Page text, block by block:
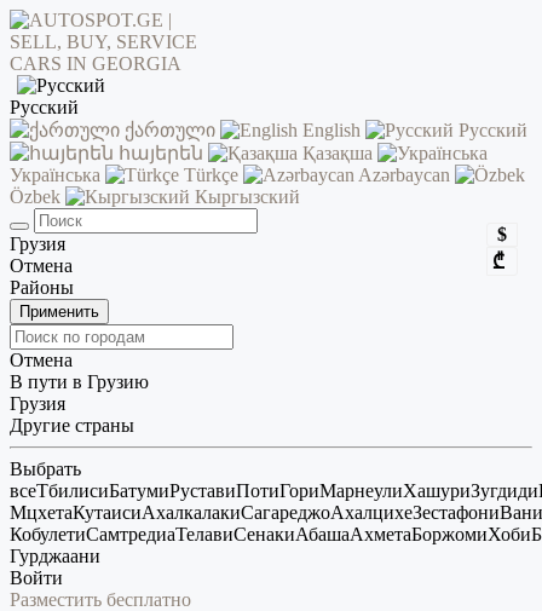
Русский
ქართული
English
Русский
հայերեն
Қазақша
Українська
Türkçe
Azərbaycan
Özbek
Кыргызский
$
₾
Грузия
Отмена
Районы
Применить
Отмена
В пути в Грузию
Грузия
Другие страны
Выбрать
всеТбилисиБатумиРуставиПотиГориМарнеулиХашуриЗугдиди
МцхетаКутаисиАхалкалакиСагареджоАхалцихеЗестафониВани
КобулетиСамтредиаТелавиСенакиАбашаАхметаБоржомиХоби
Гурджаани
Войти
Разместить бесплатно